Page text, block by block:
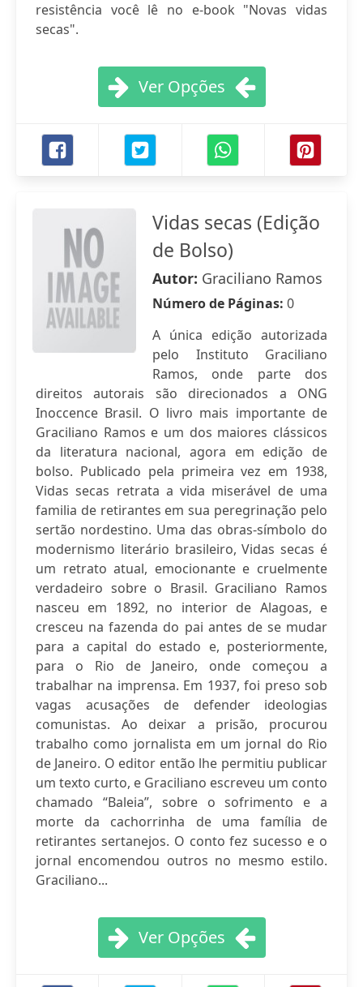
resistência você lê no e-book "Novas vidas
secas".
Ver Opções
Vidas secas (Edição
de Bolso)
Autor: Graciliano Ramos
Número de Páginas: 0
A única edição autorizada
pelo Instituto Graciliano
Ramos, onde parte dos
direitos autorais são direcionados a ONG
Inoccence Brasil. O livro mais importante de
Graciliano Ramos e um dos maiores clássicos
da literatura nacional, agora em edição de
bolso. Publicado pela primeira vez em 1938,
Vidas secas retrata a vida miserável de uma
familia de retirantes em sua peregrinação pelo
sertão nordestino. Uma das obras-símbolo do
modernismo literário brasileiro, Vidas secas é
um retrato atual, emocionante e cruelmente
verdadeiro sobre o Brasil. Graciliano Ramos
nasceu em 1892, no interior de Alagoas, e
cresceu na fazenda do pai antes de se mudar
para a capital do estado e, posteriormente,
para o Rio de Janeiro, onde começou a
trabalhar na imprensa. Em 1937, foi preso sob
vagas acusações de defender ideologias
comunistas. Ao deixar a prisão, procurou
trabalho como jornalista em um jornal do Rio
de Janeiro. O editor então lhe permitiu publicar
um texto curto, e Graciliano escreveu um conto
chamado “Baleia”, sobre o sofrimento e a
morte da cachorrinha de uma família de
retirantes sertanejos. O conto fez sucesso e o
jornal encomendou outros no mesmo estilo.
Graciliano...
Ver Opções